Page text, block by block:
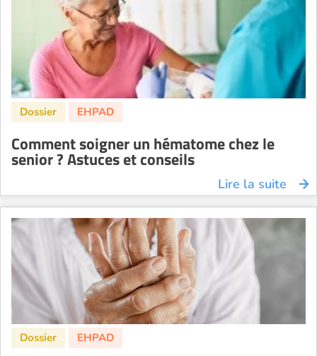
Comment soigner un hématome chez le
senior ? Astuces et conseils
Lire la suite